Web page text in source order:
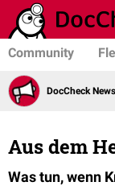
Community
DocCheck News
Aus dem
Was tun, wenn